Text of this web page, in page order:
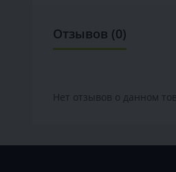
Отзывов (0)
Нет отзывов о данном